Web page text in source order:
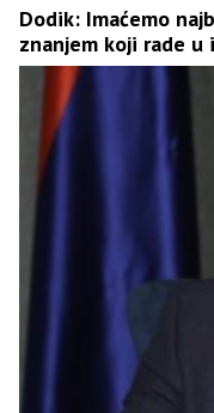
Dodik: Imaćemo
znanjem koji rade u